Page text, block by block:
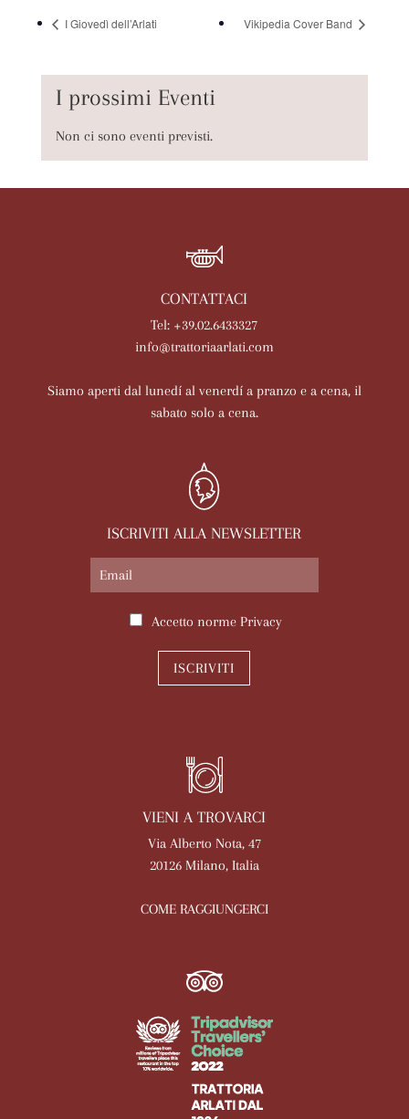
I Giovedì dell’Arlati Vikipedia Cover Band
I prossimi Eventi
Non ci sono eventi previsti.
CONTATTACI
Tel: +39.02.6433327
info@trattoriaarlati.com
Siamo aperti dal lunedí al venerdí a pranzo e a cena, il
sabato solo a cena.
ISCRIVITI ALLA NEWSLETTER
Accetto norme Privacy
ISCRIVITI
VIENI A TROVARCI
Via Alberto Nota, 47
20126 Milano, Italia
COME RAGGIUNGERCI